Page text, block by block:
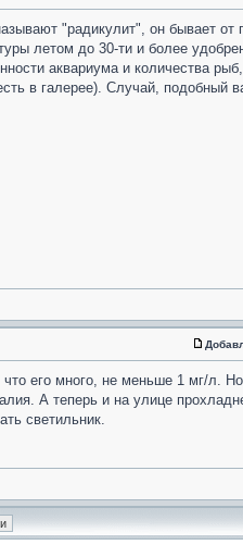
"радикулит", он бывает от
летом до 30-ти и более
аквариума и количества
в галерее). Случай, подобный
его много, не меньше 1 мг/л.
А теперь и на улице
светильник.